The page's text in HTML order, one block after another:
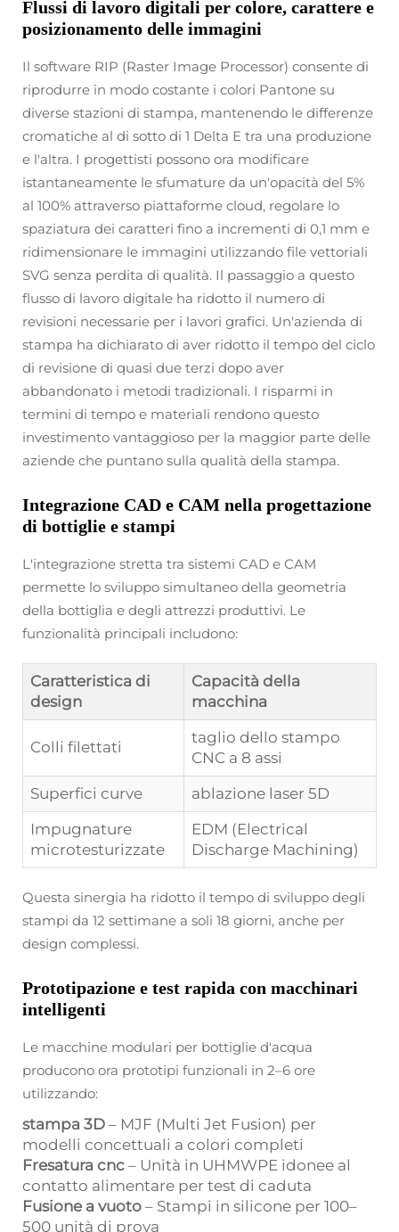
Flussi di lavoro digitali per colore, carattere e
posizionamento delle immagini
Il software RIP (Raster Image Processor) consente di
riprodurre in modo costante i colori Pantone su
diverse stazioni di stampa, mantenendo le differenze
cromatiche al di sotto di 1 Delta E tra una produzione
e l'altra. I progettisti possono ora modificare
istantaneamente le sfumature da un'opacità del 5%
al 100% attraverso piattaforme cloud, regolare lo
spaziatura dei caratteri fino a incrementi di 0,1 mm e
ridimensionare le immagini utilizzando file vettoriali
SVG senza perdita di qualità. Il passaggio a questo
flusso di lavoro digitale ha ridotto il numero di
revisioni necessarie per i lavori grafici. Un'azienda di
stampa ha dichiarato di aver ridotto il tempo del ciclo
di revisione di quasi due terzi dopo aver
abbandonato i metodi tradizionali. I risparmi in
termini di tempo e materiali rendono questo
investimento vantaggioso per la maggior parte delle
aziende che puntano sulla qualità della stampa.
Integrazione CAD e CAM nella progettazione
di bottiglie e stampi
L'integrazione stretta tra sistemi CAD e CAM
permette lo sviluppo simultaneo della geometria
della bottiglia e degli attrezzi produttivi. Le
funzionalità principali includono:
Caratteristica di
design
Capacità della
macchina
Colli filettati
taglio dello stampo
CNC a 8 assi
Superfici curve
ablazione laser 5D
Impugnature
microtesturizzate
EDM (Electrical
Discharge Machining)
Questa sinergia ha ridotto il tempo di sviluppo degli
stampi da 12 settimane a soli 18 giorni, anche per
design complessi.
Prototipazione e test rapida con macchinari
intelligenti
Le macchine modulari per bottiglie d'acqua
producono ora prototipi funzionali in 2–6 ore
utilizzando:
stampa 3D – MJF (Multi Jet Fusion) per
modelli concettuali a colori completi
Fresatura cnc – Unità in UHMWPE idonee al
contatto alimentare per test di caduta
Fusione a vuoto – Stampi in silicone per 100–
500 unità di prova